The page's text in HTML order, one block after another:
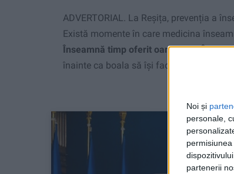
Noi și
personale,
partenerii
ADVERTORIAL. La Reșița, prevenția a
Există momente în care medicina
Înseamnă timp oferit oamenilor.
înainte ca boala să își facă simțită